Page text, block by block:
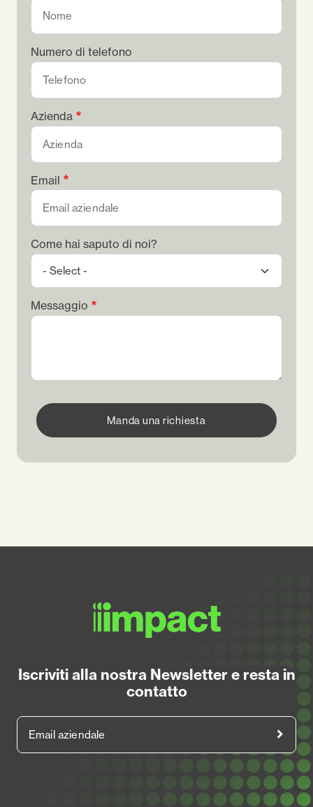
Numero di telefono
Azienda
Email
Come hai saputo di noi?
Messaggio
Manda una richiesta
Iscriviti alla nostra Newsletter e resta in
contatto